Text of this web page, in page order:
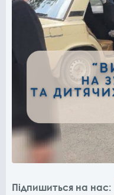
Підпишиться на нас: